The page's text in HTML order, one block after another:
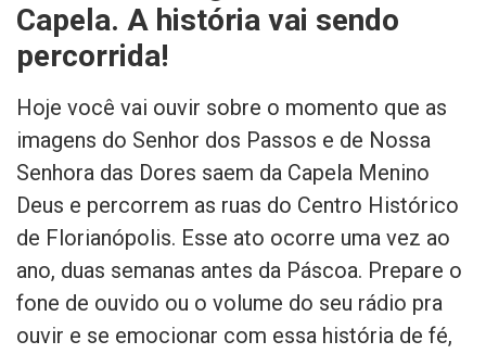
Capela. A história vai sendo
percorrida!
Hoje você vai ouvir sobre o momento que as
imagens do Senhor dos Passos e de Nossa
Senhora das Dores saem da Capela Menino
Deus e percorrem as ruas do Centro Histórico
de Florianópolis. Esse ato ocorre uma vez ao
ano, duas semanas antes da Páscoa. Prepare o
fone de ouvido ou o volume do seu rádio pra
ouvir e se emocionar com essa história de fé,